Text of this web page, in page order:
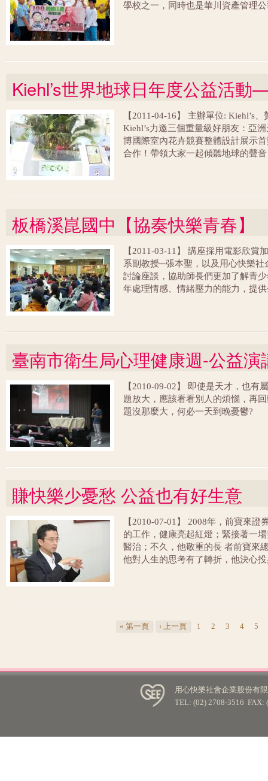
學校之一，同時也是華川資產管理
Kiehl’s世界地球日年度公益活動
【2011-04-16】 主辦單位: Kiehl’s
Kiehl’s力邀三個重量級好朋友：亞
博國際室內花卉競賽整體設計展示
合作！帶領大家一起傾聽地球的聲
板橋溪崑國中【協奏快樂青春】
【2011-03-11】 講座採用電影欣賞
系副教授─張本聖，以及用心快樂
討論座談，協助師長們更加了解青
年處理情感、情緒壓力的能力，提
臺南市衛生局心理健康週-公益演
【2010-09-02】 即使是天才，也有
題放大，應該看看別人的煩惱，再
題沒那麼大，何必一天到晚憂鬱?
賺快樂少憂愁 公益也有好生意
【2010-07-01】 2008年，前寶來
的工作，健康亮起紅燈；緊接著一
醫治；不久，他敬重的長 者前寶來
他對人生的思考有了轉折，他決心
« 第一頁 ‹ 上一頁 1 2 3 4 5
用心快樂社會企業股份有
TEL: (02) 2708-3516